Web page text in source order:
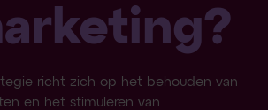
richt zich op het behouden van
en het stimuleren van